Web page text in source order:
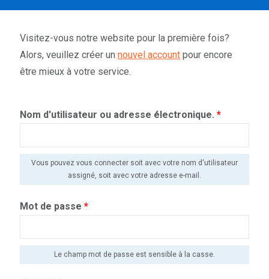
Visitez-vous notre website pour la première fois?
Alors, veuillez créer un nouvel account pour encore
être mieux à votre service.
Nom d'utilisateur ou adresse électronique. *
Vous pouvez vous connecter soit avec votre nom d'utilisateur
assigné, soit avec votre adresse e-mail.
Mot de passe *
Le champ mot de passe est sensible à la casse.